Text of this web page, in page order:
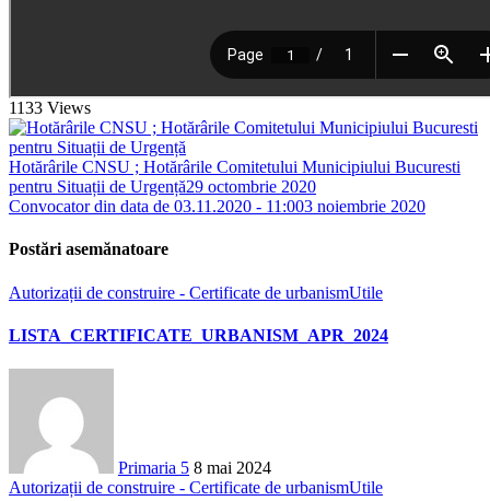
1133 Views
Hotărârile CNSU ; Hotărârile Comitetului Municipiului Bucuresti
pentru Situații de Urgență29 octombrie 2020
Convocator din data de 03.11.2020 - 11:003 noiembrie 2020
Postări asemănatoare
Autorizații de construire - Certificate de urbanismUtile
LISTA_CERTIFICATE_URBANISM_APR_2024
Primaria 5 8 mai 2024
Autorizații de construire - Certificate de urbanismUtile